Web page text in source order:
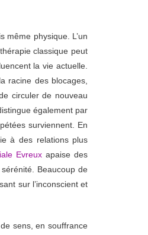
même physique. L’un
classique peut
la vie actuelle.
racine des blocages,
circuler de nouveau
également par
surviennent. En
à des relations plus
Evreuxapaise des
Beaucoup de
sur l’inconscient et
sens, en souffrance